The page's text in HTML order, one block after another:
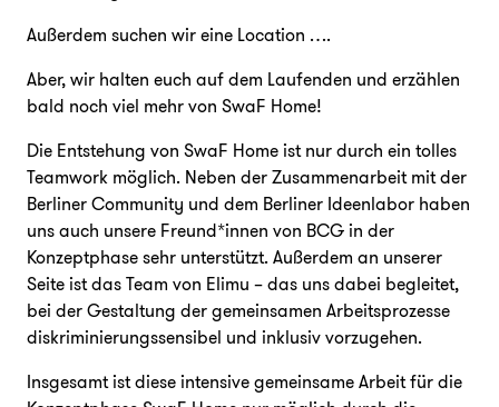
Außerdem suchen wir eine Location ….
Aber, wir halten euch auf dem Laufenden und erzählen
bald noch viel mehr von SwaF Home!
Die Entstehung von SwaF Home ist nur durch ein tolles
Teamwork möglich. Neben der Zusammenarbeit mit der
Berliner Community und dem Berliner Ideenlabor haben
uns auch unsere Freund*innen von BCG in der
Konzeptphase sehr unterstützt. Außerdem an unserer
Seite ist das Team von Elimu – das uns dabei begleitet,
bei der Gestaltung der gemeinsamen Arbeitsprozesse
diskriminierungssensibel und inklusiv vorzugehen.
Insgesamt ist diese intensive gemeinsame Arbeit für die